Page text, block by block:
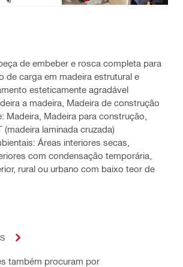
de embeber e rosca completa para
de carga em madeira estrutural e
esteticamente agradável
a madeira, Madeira de construção
Madeira, Madeira para construção,
(madeira laminada cruzada)
Áreas interiores secas,
com condensação temporária,
rural ou urbano com baixo teor de
também procuram por